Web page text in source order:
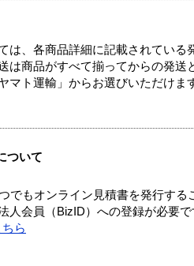
は、各商品詳細に記載されている
は商品がすべて揃ってからの発送
マト運輸」からお選びいただけま
ついて
でもオンライン見積書を発行する
会員（BizID）への登録が必要で
ら